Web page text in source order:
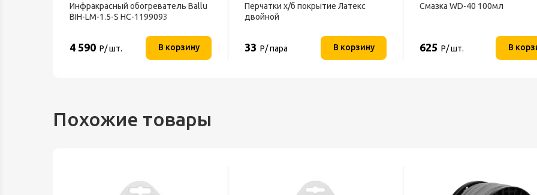
Инфракрасный обогреватель Ballu
BIH-LM-1.5-S НС-1199093
4 590 Р/ шт. В корзину
Перчатки х/б покрытие Латекс
двойной
33 Р/ пара В корзину
Смазка WD-40 100мл
625 Р/ шт. В
Похожие товары